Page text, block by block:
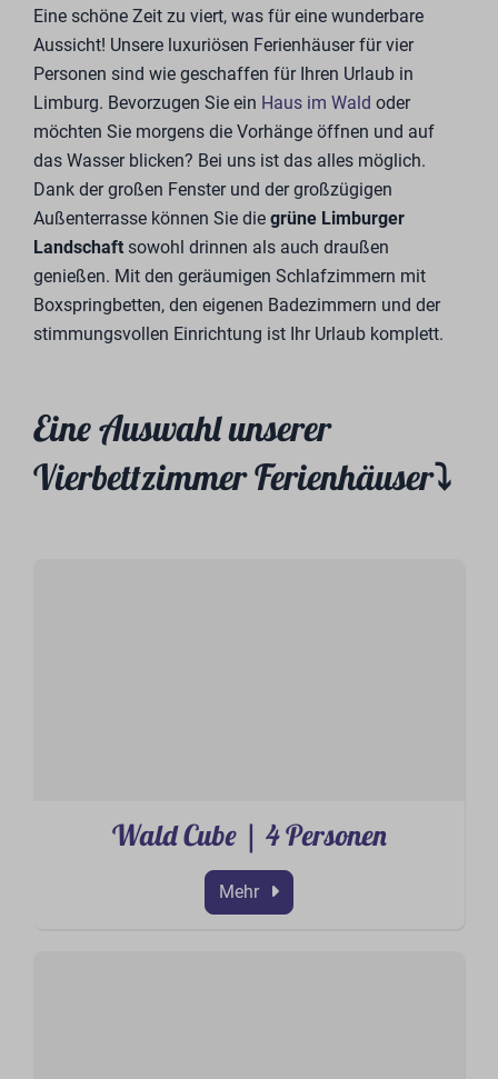
Eine schöne Zeit zu viert, was für eine wunderbare
Aussicht! Unsere luxuriösen Ferienhäuser für vier
Personen sind wie geschaffen für Ihren Urlaub in
Limburg. Bevorzugen Sie ein Haus im Wald oder
möchten Sie morgens die Vorhänge öffnen und auf
das Wasser blicken? Bei uns ist das alles möglich.
Dank der großen Fenster und der großzügigen
Außenterrasse können Sie diegrüne Limburger
Landschaft sowohl drinnen als auch draußen
genießen. Mit den geräumigen Schlafzimmern mit
Boxspringbetten, den eigenen Badezimmern und der
stimmungsvollen Einrichtung ist Ihr Urlaub komplett.
Eine Auswahl unserer
Vierbettzimmer Ferienhäuser⤵︎
Wald Cube | 4 Personen
Mehr